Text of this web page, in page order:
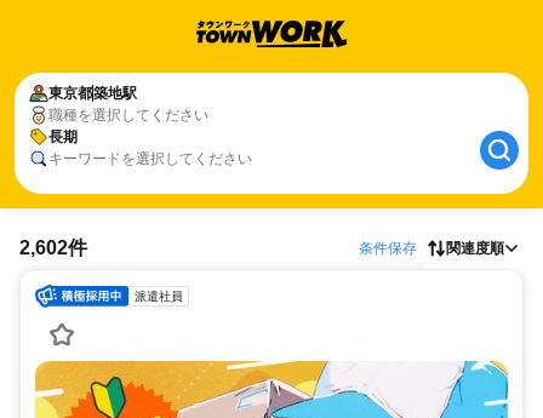
東京都築地駅
職種を選択してください
長期
キーワードを選択してください
2,602件 条件保存 関連度順
派遣社員